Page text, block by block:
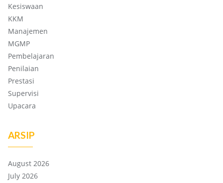
Kesiswaan
KKM
Manajemen
MGMP
Pembelajaran
Penilaian
Prestasi
Supervisi
Upacara
ARSIP
August 2026
July 2026